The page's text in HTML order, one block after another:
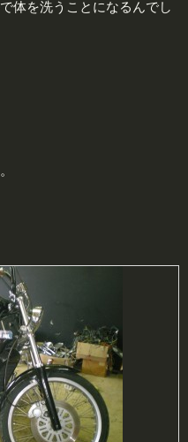
体を洗うことになるんでし